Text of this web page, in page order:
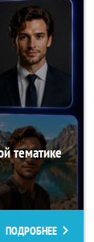
тематике
ПОДРОБНЕЕ